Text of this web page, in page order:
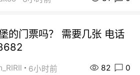
的门票吗？ 需要几张 电话
6小时前 82 0